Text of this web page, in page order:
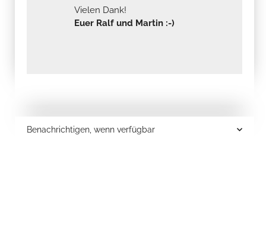
Vielen Dank!
Euer Ralf und Martin :-)
Benachrichtigen, wenn verfügbar